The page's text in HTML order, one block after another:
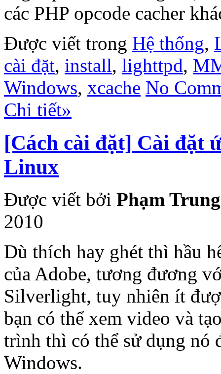
các PHP opcode cacher
Được viết trong Hệ thống,
cài đặt, install, lighttpd,
Windows, xcache No
Chi tiết»
[Cách cài đặt] Cài đặt
Linux
Được viết bởi Phạm
2010
Dù thích hay ghét thì hầu
của Adobe, tương đương
Silverlight, tuy nhiên ít
bạn có thể xem video và
trình thì có thể sử dụng nó
Windows.